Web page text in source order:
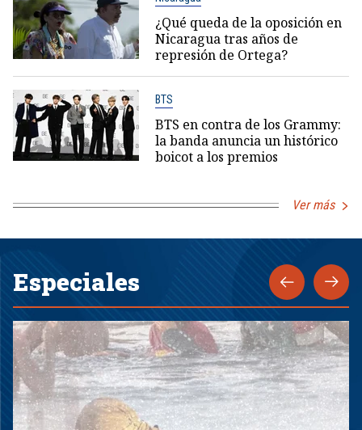
¿Qué queda de la oposición en
Nicaragua tras años de
represión de Ortega?
BTS
BTS en contra de los Grammy:
la banda anuncia un histórico
boicot a los premios
Ver más
Especiales